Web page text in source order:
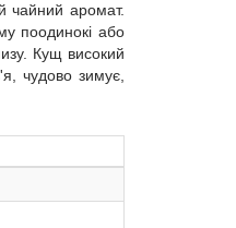
чайний аромат.
поодинокі або
Кущ високий
чудово зимує,